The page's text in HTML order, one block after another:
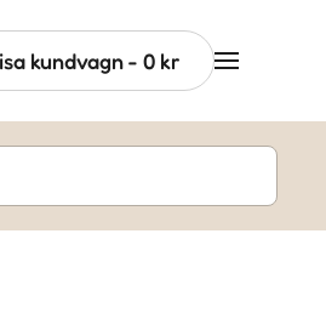
kundvagn- 0 kr